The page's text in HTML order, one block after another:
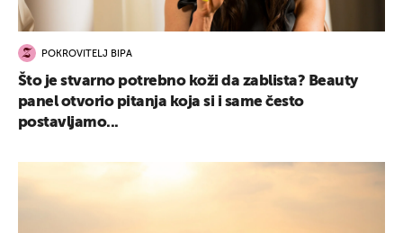
POKROVITELJ BIPA
Što je stvarno potrebno koži da zablista? Beauty
panel otvorio pitanja koja si i same često
postavljamo...